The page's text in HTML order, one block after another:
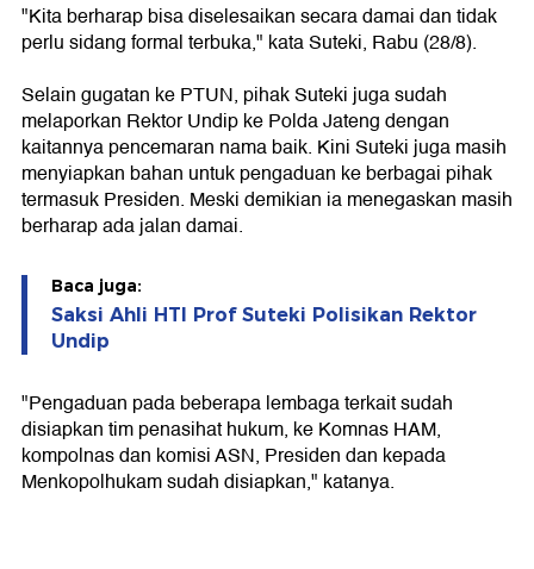
"Kita berharap bisa diselesaikan secara damai dan tidak
perlu sidang formal terbuka," kata Suteki, Rabu (28/8).
Selain gugatan ke PTUN, pihak Suteki juga sudah
melaporkan Rektor Undip ke Polda Jateng dengan
kaitannya pencemaran nama baik. Kini Suteki juga masih
menyiapkan bahan untuk pengaduan ke berbagai pihak
termasuk Presiden. Meski demikian ia menegaskan masih
berharap ada jalan damai.
Baca juga:
Saksi Ahli HTI Prof Suteki Polisikan Rektor
Undip
"Pengaduan pada beberapa lembaga terkait sudah
disiapkan tim penasihat hukum, ke Komnas HAM,
kompolnas dan komisi ASN, Presiden dan kepada
Menkopolhukam sudah disiapkan," katanya.